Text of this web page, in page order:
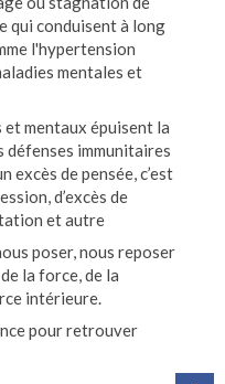
qui conduisent à long
l'hypertension
mentales et
et mentaux épuisent la
défenses immunitaires
excès de pensée, c’est
d’excès de
et autre
poser, nous reposer
la force, de la
intérieure.
pour retrouver